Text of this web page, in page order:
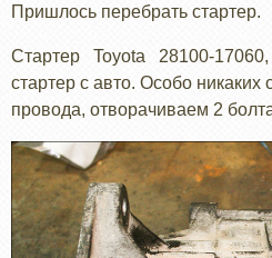
Пришлось перебрать стартер.
Стартер Toyota 28100-
стартер с авто. Особо
провода, отворачиваем 2